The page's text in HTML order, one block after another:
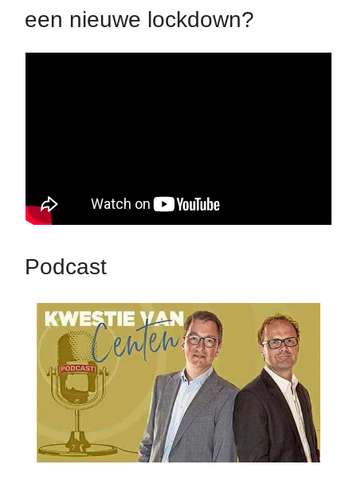
een nieuwe lockdown?
Podcast